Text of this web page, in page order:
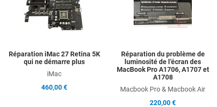
Add to Compare
Quick View
Réparation iMac 27 Retina 5K
qui ne démarre plus
iMac
460,00 €
Réparation du problème de
luminosité de l’écran des
MacBook Pro A1706, A1707 et
A1708
Macbook Pro & Macbook Air
220,00 €